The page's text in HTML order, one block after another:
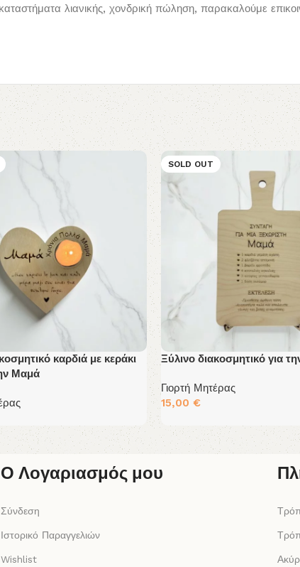
λιανικής, χονδρική πώληση, παρακαλούμε
καρδιά με κεράκι
Μαμά
SOLD OUT
Ξύλινο διακοσμητικό για
Γιορτή Μητέρας
15,00 €
Ο Λογαριασμός μου
Σύνδεση
Ιστορικό Παραγγελιών
Wishlist